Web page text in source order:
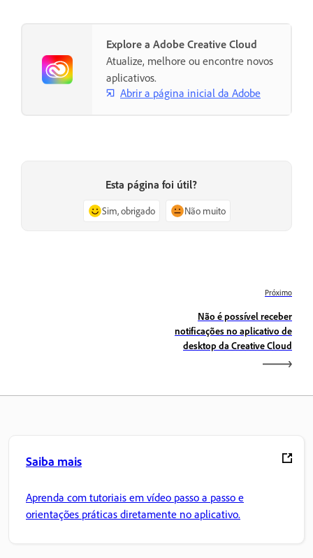
Explore a Adobe Creative Cloud
Atualize, melhore ou encontre novos
aplicativos.
Abrir a página inicial da Adobe
Esta página foi útil?
Sim, obrigado Não muito
Próximo
Não é possível receber
notificações no aplicativo de
desktop da Creative Cloud
Saiba mais
Aprenda com tutoriais em vídeo passo a passo e
orientações práticas diretamente no aplicativo.